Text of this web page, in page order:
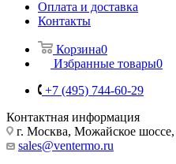
Оплата и доставка
Контакты
Корзина0
Избранные товары0
+7 (495) 744-60-29
Контактная информация
г. Москва, Можайское шоссе,
sales@ventermo.ru